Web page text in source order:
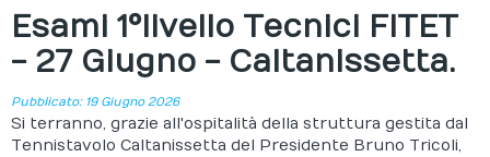
Home
Il comitato
Società Sportive
News
Esami 1°livello Tecnici FITET
- 27 Giugno - Caltanissetta.
Pubblicato: 19 Giugno 2026
Si terranno, grazie all'ospitalità della struttura gestita dal
Tennistavolo Caltanissetta del Presidente Bruno Tricoli,